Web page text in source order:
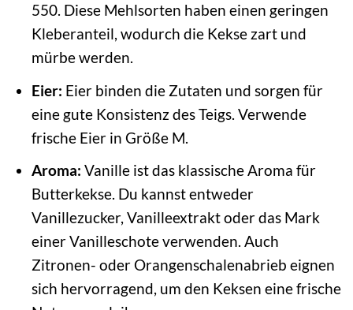
550. Diese Mehlsorten haben einen geringen
Kleberanteil, wodurch die Kekse zart und
mürbe werden.
Eier: Eier binden die Zutaten und sorgen für
eine gute Konsistenz des Teigs. Verwende
frische Eier in Größe M.
Aroma: Vanille ist das klassische Aroma für
Butterkekse. Du kannst entweder
Vanillezucker, Vanilleextrakt oder das Mark
einer Vanilleschote verwenden. Auch
Zitronen- oder Orangenschalenabrieb eignen
sich hervorragend, um den Keksen eine frische